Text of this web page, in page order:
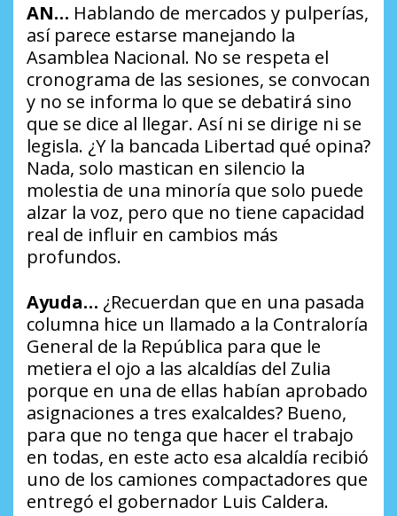
AN… Hablando de mercados y pulperías,
así parece estarse manejando la
Asamblea Nacional. No se respeta el
cronograma de las sesiones, se convocan
y no se informa lo que se debatirá sino
que se dice al llegar. Así ni se dirige ni se
legisla. ¿Y la bancada Libertad qué opina?
Nada, solo mastican en silencio la
molestia de una minoría que solo puede
alzar la voz, pero que no tiene capacidad
real de influir en cambios más
profundos.
Ayuda… ¿Recuerdan que en una pasada
columna hice un llamado a la Contraloría
General de la República para que le
metiera el ojo a las alcaldías del Zulia
porque en una de ellas habían aprobado
asignaciones a tres exalcaldes? Bueno,
para que no tenga que hacer el trabajo
en todas, en este acto esa alcaldía recibió
uno de los camiones compactadores que
entregó el gobernador Luis Caldera.